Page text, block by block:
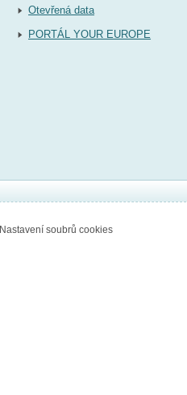
Otevřená data
PORTÁL YOUR EUROPE
Nastavení soubrů cookies